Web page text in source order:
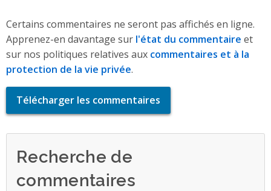
Certains commentaires ne seront pas affichés en ligne.
Apprenez-en davantage sur l'état du commentaire et
sur nos politiques relatives aux commentaires et à la
protection de la vie privée.
Télécharger les commentaires
Recherche de
commentaires